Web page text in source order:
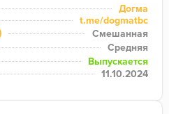
понятной для
этикетках разместили не
из сортов, но и страну
год урожая и срок
— те дескрипторы,
определи во время
Догма
t.me/dogmatbc
Смешанная
Средняя
Выпускается
11.10.2024